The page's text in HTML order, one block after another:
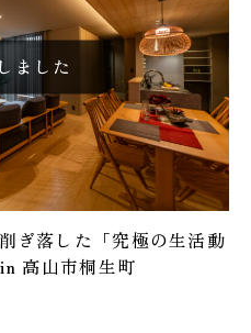
ぎ落した「究極の生活動
高山市桐生町